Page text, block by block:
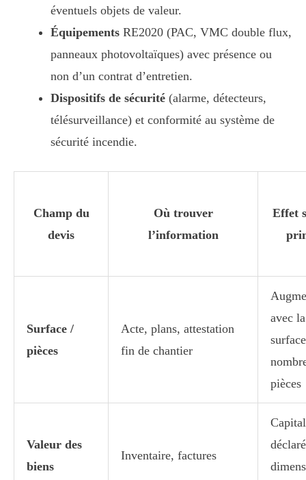
éventuels objets de valeur.
Équipements RE2020 (PAC, VMC double flux,
panneaux photovoltaïques) avec présence ou
non d’un contrat d’entretien.
Dispositifs de sécurité (alarme, détecteurs,
télésurveillance) et conformité au système de
sécurité incendie.
Champ du
devis
Où trouver
l’information
Effet
Surface /
pièces
Acte, plans, attestation
fin de chantier
avec la
pièces
Valeur des
biens
Inventaire, factures
Capital
déclaré